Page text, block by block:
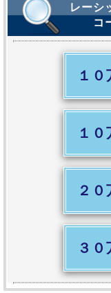
レーシ
コー
１
１
２
３